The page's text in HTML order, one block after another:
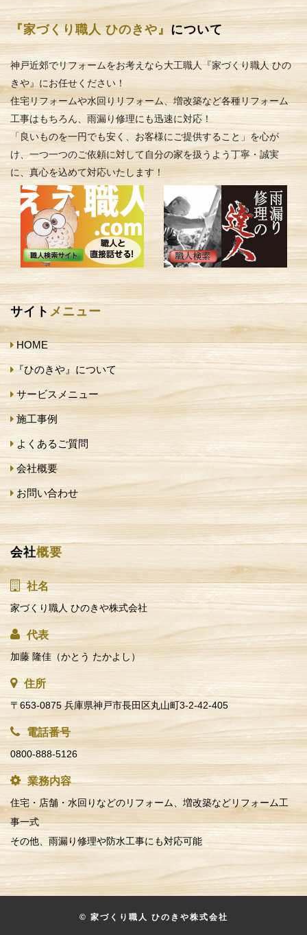
『家づくり職人 ひのきや』 について
神戸近郊でリフォームをお考えなら大工職人『家づくり職人 ひの
きや』にお任せください！
住宅リフォームや水回りリフォーム、増改築など各種リフォーム
工事はもちろん、雨漏り修理にも迅速に対応！
「良いものを一円でも安く、お客様にご提供すること」を心が
け、一つ一つのご依頼に対して自分の家を扱うよう丁寧・誠実
に、真心を込めて対応いたします！
サイト メニュー
HOME
『ひのきや』について
サービスメニュー
施工事例
よくあるご質問
会社概要
お問い合わせ
会社概要
社名
家づくり職人 ひのきや株式会社
代表
加藤 隆佳（かとう たかよし）
住所
〒653-0875 兵庫県神戸市長田区丸山町3-2-42-405
電話番号
0800-888-5126
業務内容
住宅・店舗・水回りなどのリフォーム、増改築などリフォーム工
事一式
その他、雨漏り修理や防水工事にも対応可能
© 家づくり職人 ひのきや株式会社